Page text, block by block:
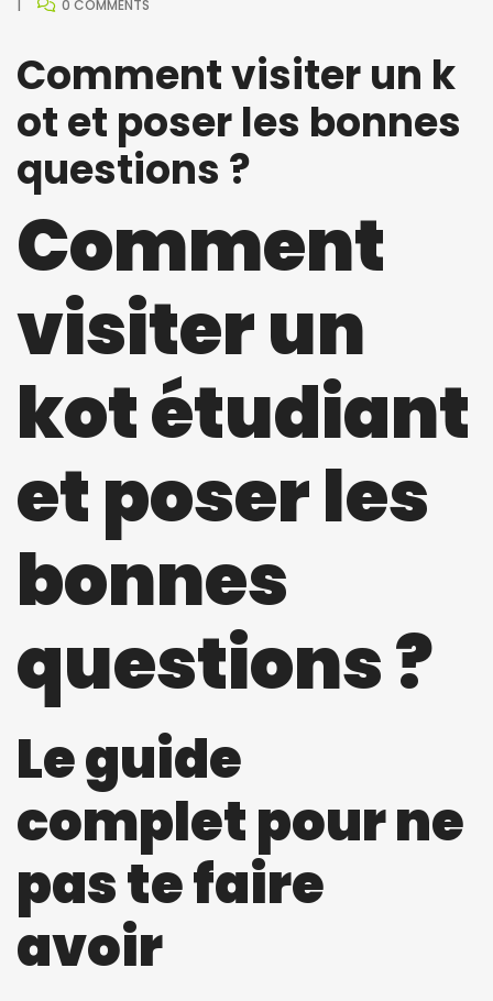
0 COMMENTS
Comment visiter un k
ot et poser les bonnes
questions ?
Comment
visiter un
kot étudiant
et poser les
bonnes
questions ?
Le guide
complet pour ne
pas te faire
avoir